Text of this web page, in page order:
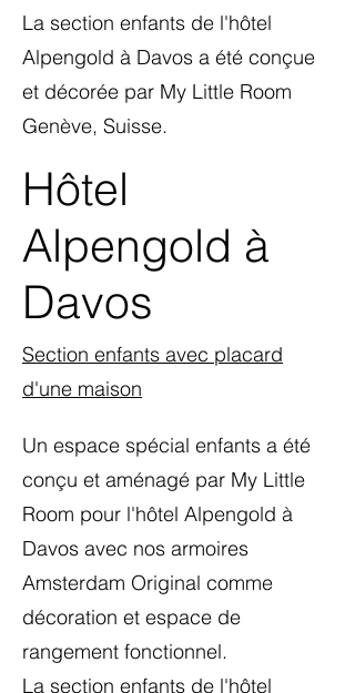
La section enfants de l'hôtel
Alpengold à Davos a été conçue
et décorée par My Little Room
Genève, Suisse.
Hôtel
Alpengold à
Davos
Section enfants avec placard
d'une maison
Un espace spécial enfants a été
conçu et aménagé par My Little
Room pour l'hôtel Alpengold à
Davos avec nos armoires
Amsterdam Original comme
décoration et espace de
rangement fonctionnel.
La section enfants de l'hôtel